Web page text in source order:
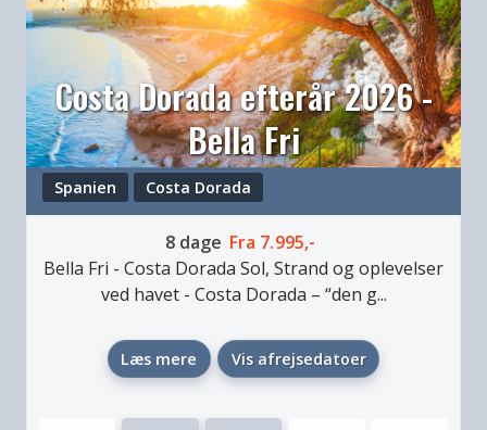
Costa Dorada efterår 2026 -
Bella Fri
Spanien Costa Dorada
8 dage Fra 7.995,-
Bella Fri - Costa Dorada Sol, Strand og oplevelser
ved havet- Costa Dorada – “den g...
Læs mere Vis afrejsedatoer